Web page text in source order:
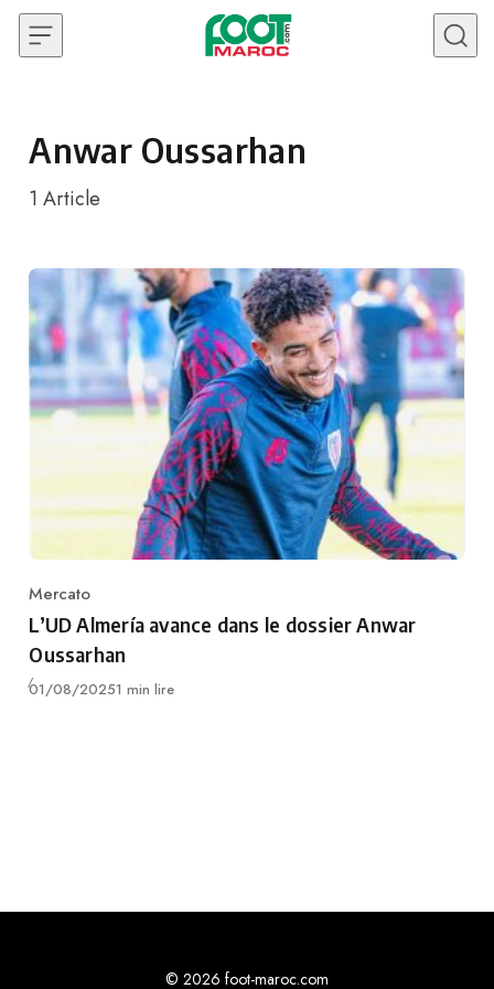
Skip to content
Anwar Oussarhan
1 Article
Category
Mercato
L’UD Almería avance dans le dossier Anwar
Oussarhan
Publié
01/08/20251 min lire
© 2026 foot-maroc.com